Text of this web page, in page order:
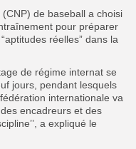
de baseball a choisi
pour préparer
réelles” dans la
de régime internat se
jours, pendant lesquels
internationale va
encadreurs et des
a expliqué le